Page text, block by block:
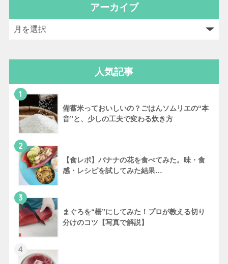
アーカイブ
人気記事
1
備蓄米っておいしいの？ごはんソムリエの“本
音”と、少しの工夫で変わる炊き方
2
【食レポ】バナナの花を食べてみた。味・食
感・レシピを試してみた結果…
3
まぐろを“柵”にしてみた！プロが教える切り
分けのコツ【写真で解説】
4